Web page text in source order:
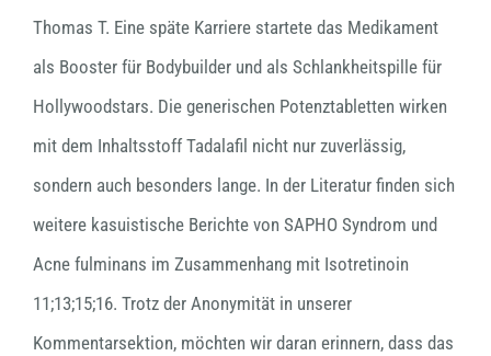
Thomas T. Eine späte Karriere startete das Medikament
als Booster für Bodybuilder und als Schlankheitspille für
Hollywoodstars. Die generischen Potenztabletten wirken
mit dem Inhaltsstoff Tadalafil nicht nur zuverlässig,
sondern auch besonders lange. In der Literatur finden sich
weitere kasuistische Berichte von SAPHO Syndrom und
Acne fulminans im Zusammenhang mit Isotretinoin
11;13;15;16. Trotz der Anonymität in unserer
Kommentarsektion, möchten wir daran erinnern, dass das